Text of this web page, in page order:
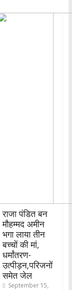
राजा पंडित बन
मौहम्मद अमीन
भगा लाया तीन
बच्चों की मां,
धर्मांतरण-
उत्पीड़न,परिजनों
समेत जेल
September 15,